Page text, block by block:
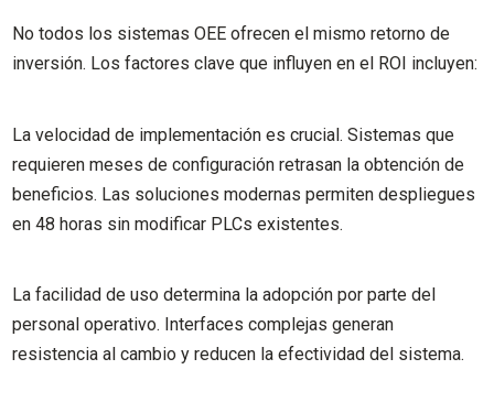
No todos los sistemas OEE ofrecen el mismo retorno de
inversión. Los factores clave que influyen en el ROI incluyen:
La velocidad de implementación es crucial. Sistemas que
requieren meses de configuración retrasan la obtención de
beneficios. Las soluciones modernas permiten despliegues
en 48 horas sin modificar PLCs existentes.
La facilidad de uso determina la adopción por parte del
personal operativo. Interfaces complejas generan
resistencia al cambio y reducen la efectividad del sistema.